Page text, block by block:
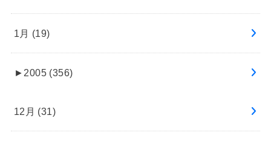
1月 (19)
► 2005 (356)
12月 (31)